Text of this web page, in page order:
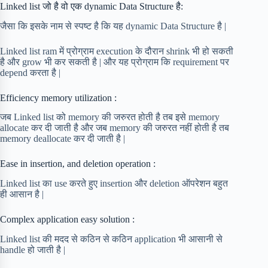
Linked list जो है वो एक dynamic Data Structure है:
जैसा कि इसके नाम से स्पष्ट है कि यह dynamic Data Structure है |
Linked list ram में प्रोग्राम execution के दौरान shrink भी हो सकती
है और grow भी कर सकती है | और यह प्रोग्राम कि requirement पर
depend करता है |
Efficiency memory utilization :
जब Linked list को memory की जरुरत होती है तब इसे memory
allocate कर दी जाती है और जब memory की जरुरत नहीं होती है तब
memory deallocate कर दी जाती है |
Ease in insertion, and deletion operation :
Linked list का use करते हुए insertion और deletion ऑपरेशन बहुत
ही आसान है |
Complex application easy solution :
Linked list की मदद से कठिन से कठिन application भी आसानी से
handle हो जाती है |